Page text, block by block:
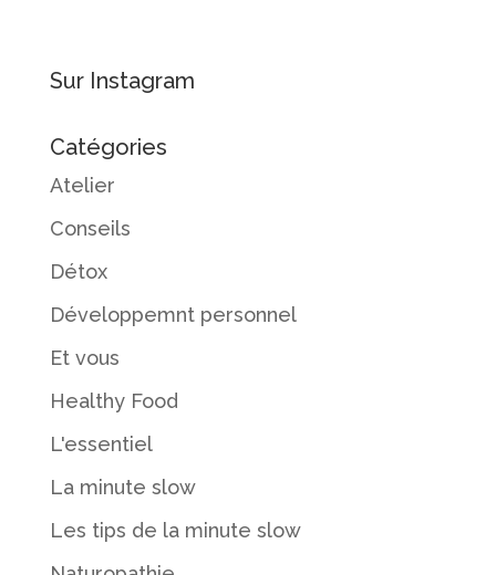
Sur Instagram
Catégories
Atelier
Conseils
Détox
Développemnt personnel
Et vous
Healthy Food
L'essentiel
La minute slow
Les tips de la minute slow